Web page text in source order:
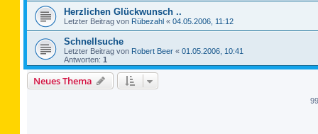
Herzlichen Glückwunsch ..
Letzter Beitrag von Rübezahl « 04.05.2006, 11:12
Schnellsuche
Letzter Beitrag von Robert Beer « 01.05.2006, 10:41
Antworten: 1
Neues Thema